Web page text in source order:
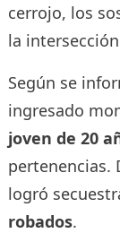
cerrojo, los
la
Según se
ingresado
joven de 20
pertenencias.
logró
robados.